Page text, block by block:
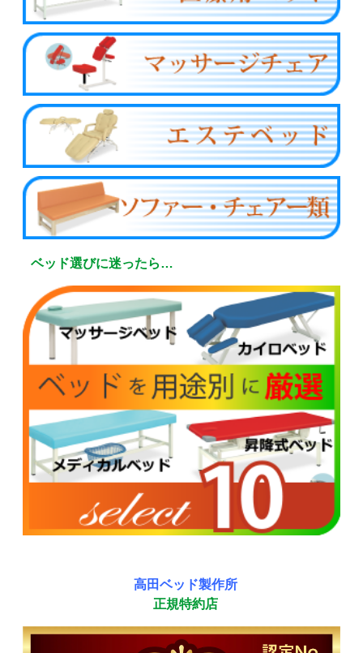
ベッド選びに迷ったら…
高田ベッド製作所
正規特約店